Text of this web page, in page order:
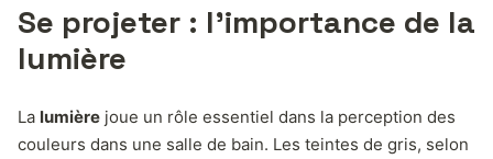
Se projeter : l’importance de la
lumière
La lumière joue un rôle essentiel dans la perception des
couleurs dans une salle de bain. Les teintes de gris, selon